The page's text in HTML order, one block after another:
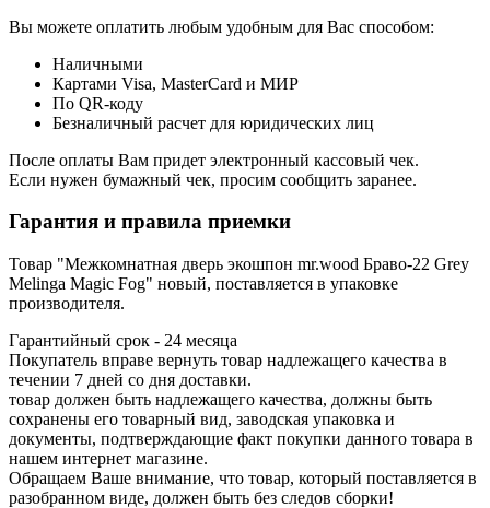
Вы можете оплатить любым удобным для Вас способом:
Наличными
Картами Visa, MasterCard и МИР
По QR-коду
Безналичный расчет для юридических лиц
После оплаты Вам придет электронный кассовый чек.
Если нужен бумажный чек, просим сообщить заранее.
Гарантия и правила приемки
Товар "Межкомнатная дверь экошпон mr.wood Браво-22 Grey
Melinga Magic Fog" новый, поставляется в упаковке
производителя.
Гарантийный срок - 24 месяца
Покупатель вправе вернуть товар надлежащего качества в
течении 7 дней со дня доставки.
товар должен быть надлежащего качества, должны быть
сохранены его товарный вид, заводская упаковка и
документы, подтверждающие факт покупки данного товара в
нашем интернет магазине.
Обращаем Ваше внимание, что товар, который поставляется в
разобранном виде, должен быть без следов сборки!